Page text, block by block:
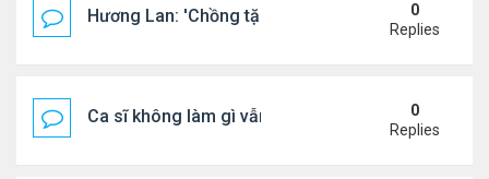
Hương Lan: 'Chồng tặng tôi khu vườn tình yêu'
0
Replies
Ca sĩ không làm gì vẫn kiếm được 400 triệu đồng/
0
Replies